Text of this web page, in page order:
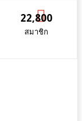
22,800
สมาชิก